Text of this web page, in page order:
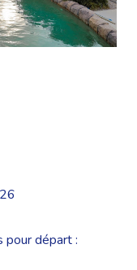
pour départ :